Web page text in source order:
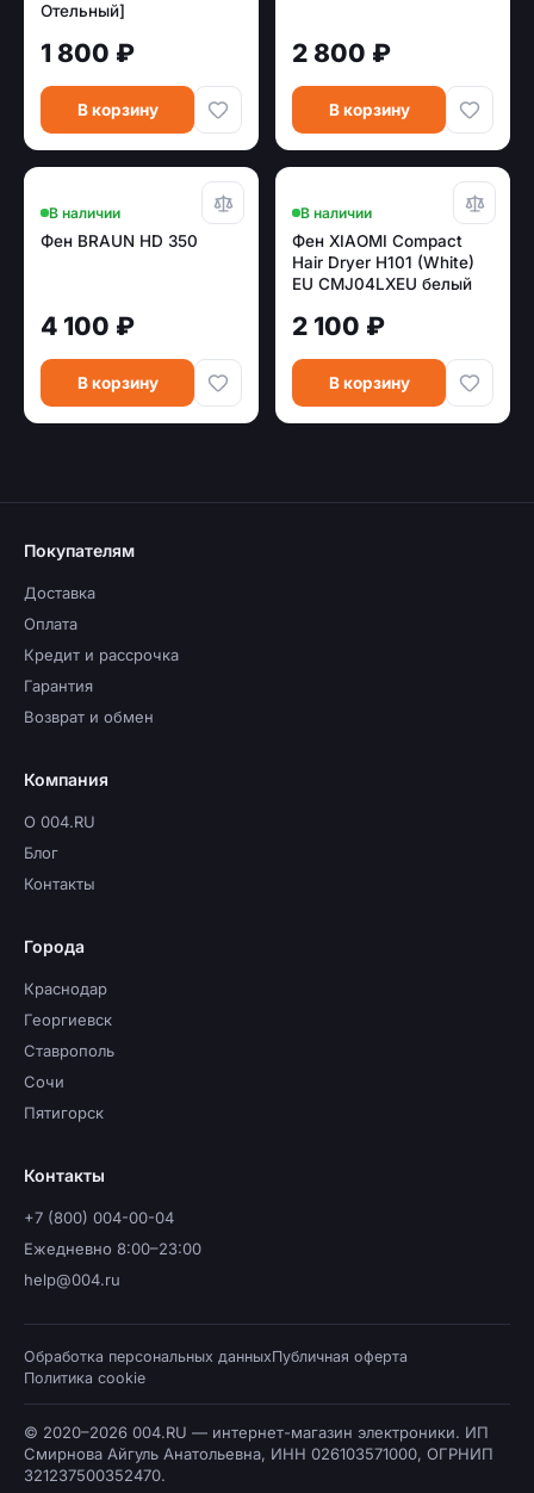
Отельный]
1 800 ₽
В корзину
2 800 ₽
В корзину
В наличии
Фен BRAUN HD 350
4 100 ₽
В корзину
В наличии
Фен XIAOMI Compact
Hair Dryer H101 (White)
EU CMJ04LXEU белый
2 100 ₽
В корзину
Покупателям
Доставка
Оплата
Кредит и рассрочка
Гарантия
Возврат и обмен
Компания
О 004.RU
Блог
Контакты
Города
Краснодар
Георгиевск
Ставрополь
Сочи
Пятигорск
Контакты
+7 (800) 004-00-04
Ежедневно 8:00–23:00
help@004.ru
Обработка персональных данныхПубличная оферта
Политика cookie
© 2020–2026 004.RU — интернет-магазин электроники. ИП
Смирнова Айгуль Анатольевна, ИНН 026103571000, ОГРНИП
321237500352470.